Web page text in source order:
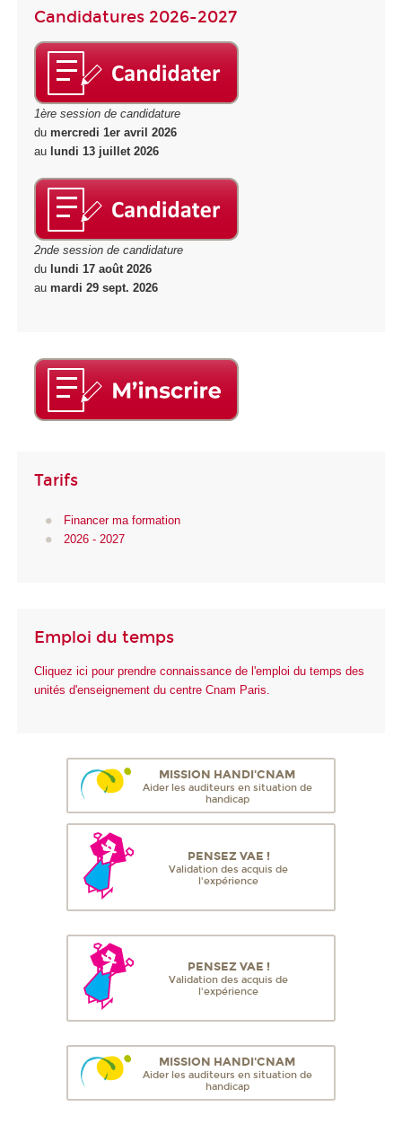
Candidatures 2026-2027
1ère session de candidature
du mercredi 1er avril 2026
au lundi 13 juillet 2026
2nde session de candidature
du lundi 17 août 2026
au mardi 29 sept. 2026
Tarifs
Financer ma formation
2026 - 2027
Emploi du temps
Cliquez ici pour prendre connaissance de l'emploi du temps des
unités d'enseignement du centre Cnam Paris.
MISSION HANDI'CNAM
Aider les auditeurs en situation de
handicap
PENSEZ VAE !
Validation des acquis de
l'expérience
PENSEZ VAE !
Validation des acquis de
l'expérience
MISSION HANDI'CNAM
Aider les auditeurs en situation de
handicap